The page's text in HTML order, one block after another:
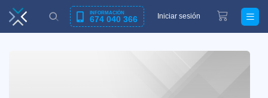
INFORMACIÓN
674 040 366 Iniciar sesión